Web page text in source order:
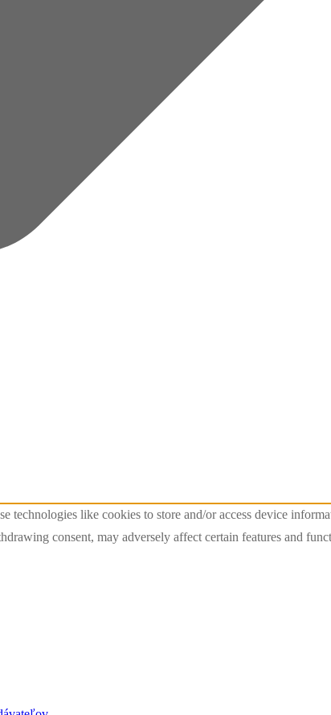
technologies like cookies to store and/or access device
consent, may adversely affect certain features and